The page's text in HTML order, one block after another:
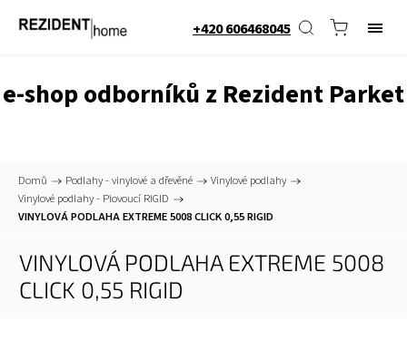
+420 606468045
e-shop odborníků z Rezident Parket
Domů / Podlahy - vinylové a dřevěné / Vinylové podlahy /
Vinylové podlahy - Plovoucí RIGID /
VINYLOVÁ PODLAHA EXTREME 5008 CLICK 0,55 RIGID
VINYLOVÁ PODLAHA EXTREME 5008
CLICK 0,55 RIGID